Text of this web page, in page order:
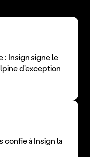
: Insign signe le
d’exception
confie à Insign la